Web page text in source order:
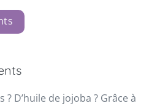
D’huile de jojoba ? Grâce à